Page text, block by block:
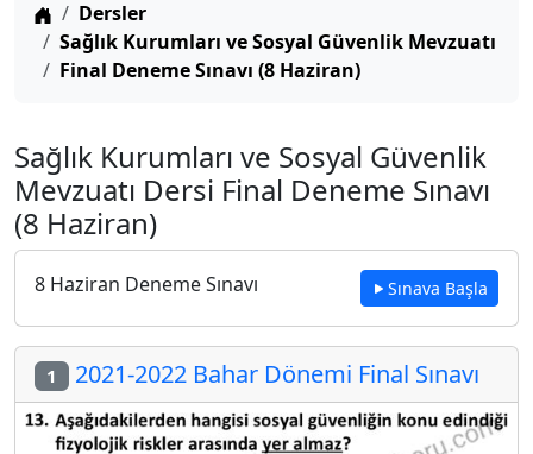
Anasayfa
Dersler
Sağlık Kurumları ve Sosyal Güvenlik Mevzuatı
Final Deneme Sınavı (8 Haziran)
Sağlık Kurumları ve Sosyal Güvenlik
Mevzuatı Dersi Final Deneme Sınavı
(8 Haziran)
8 Haziran Deneme Sınavı Sınava Başla
1 2021-2022 Bahar Dönemi Final Sınavı